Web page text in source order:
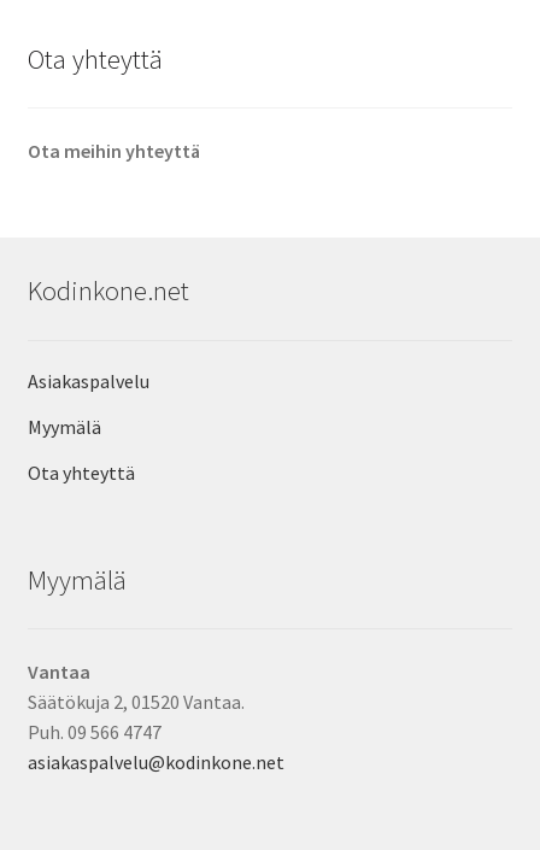
Ota yhteyttä
Ota meihin yhteyttä
Kodinkone.net
Asiakaspalvelu
Myymälä
Ota yhteyttä
Myymälä
Vantaa
Säätökuja 2, 01520 Vantaa.
Puh. 09 566 4747
asiakaspalvelu@kodinkone.net